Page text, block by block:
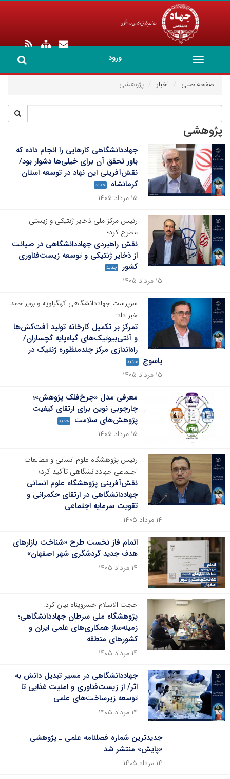
ورود
Toggle
navigation
صفحه‌اصلی
اخبار پژوهشی
پژوهشی
جهاددانشگاهی کارهایی را انجام داده که
باور تحقق آن برای خیلی‌ها دشوار بود/
نقش‌آفرینی این نهاد در توسعه استان
کرمانشاه
جدید
۱۵ مرداد ۱۴۰۵
رئیس مرکز ملی ذخایر ژنتیکی و زیستی
مطرح کرد؛
نقش راهبردی جهاددانشگاهی در صیانت
از ذخایر ژنتیکی و توسعه زیست‌فناوری
کشور
جدید
۱۵ مرداد ۱۴۰۵
سرپرست جهاددانشگاهی کهگیلویه و بویراحمد
خبر داد:
تمرکز بر تکمیل کارخانه تولید آفت‌کش‌ها
و آنتی‌بیوتیک‌های گیاه‌پایه گچساران/
راه‌اندازی مرکز چندمنظوره ژنتیک در
یاسوج
جدید
۱۵ مرداد ۱۴۰۵
معرفی مدل «چرخ‌فلک پژوهش»؛
چارچوبی نوین برای ارتقای کیفیت
پژوهش‌های سلامت
جدید
۱۵ مرداد ۱۴۰۵
رئیس پژوهشگاه علوم انسانی و مطالعات
اجتماعی جهاددانشگاهی تأکید کرد؛
نقش‌آفرینی پژوهشگاه علوم انسانی
جهاددانشگاهی در ارتقای حکمرانی و
تقویت سرمایه اجتماعی
۱۴ مرداد ۱۴۰۵
اتمام فاز نخست طرح «شناخت بازارهای
هدف جدید گردشگری شهر اصفهان»
۱۴ مرداد ۱۴۰۵
حجت الاسلام خسروپناه بیان کرد:
پژوهشگاه ملی سرطان جهاددانشگاهی؛
زمینه‌ساز همکاری‌های علمی ایران و
کشورهای منطقه
۱۴ مرداد ۱۴۰۵
جهاددانشگاهی در مسیر تبدیل دانش به
اثر/ از زیست‌فناوری و امنیت غذایی تا
توسعه زیرساخت‌های علمی
۱۴ مرداد ۱۴۰۵
جدیدترین شماره فصلنامه علمی ـ پژوهشی
«پایش» منتشر شد
۱۴ مرداد ۱۴۰۵